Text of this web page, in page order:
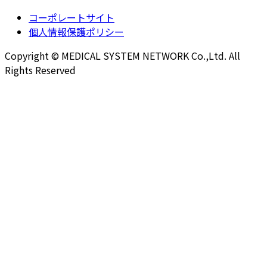
コーポレートサイト
個人情報保護ポリシー
Copyright © MEDICAL SYSTEM NETWORK Co.,Ltd. All
Rights Reserved